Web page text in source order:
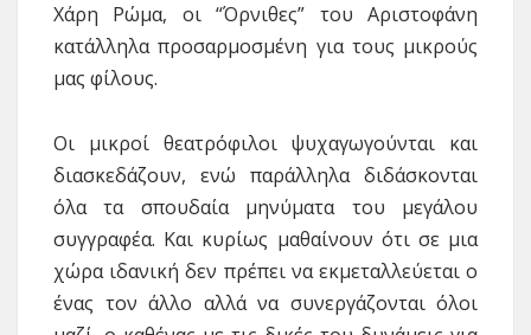
Χάρη Ρώμα, οι “Όρνιθες” του Αριστοφάνη
κατάλληλα προσαρμοσμένη για τους μικρούς
μας φίλους.
Οι μικροί θεατρόφιλοι ψυχαγωγούνται και
διασκεδάζουν, ενώ παράλληλα διδάσκονται
όλα τα σπουδαία μηνύματα του μεγάλου
συγγραφέα. Και κυρίως μαθαίνουν ότι σε μια
χώρα ιδανική δεν πρέπει να εκμεταλλεύεται ο
ένας τον άλλο αλλά να συνεργάζονται όλοι